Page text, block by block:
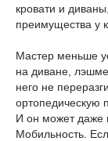
кровати и
преимущества у
Мастер меньше
на диване,
него не
ортопедическую
И он может даже
Мобильность.